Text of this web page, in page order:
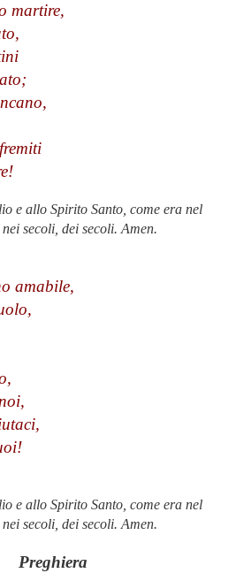
martire,
e allo Spirito Santo, come era nel
secoli, dei secoli. Amen.
amabile,
e allo Spirito Santo, come era nel
secoli, dei secoli. Amen.
Preghiera